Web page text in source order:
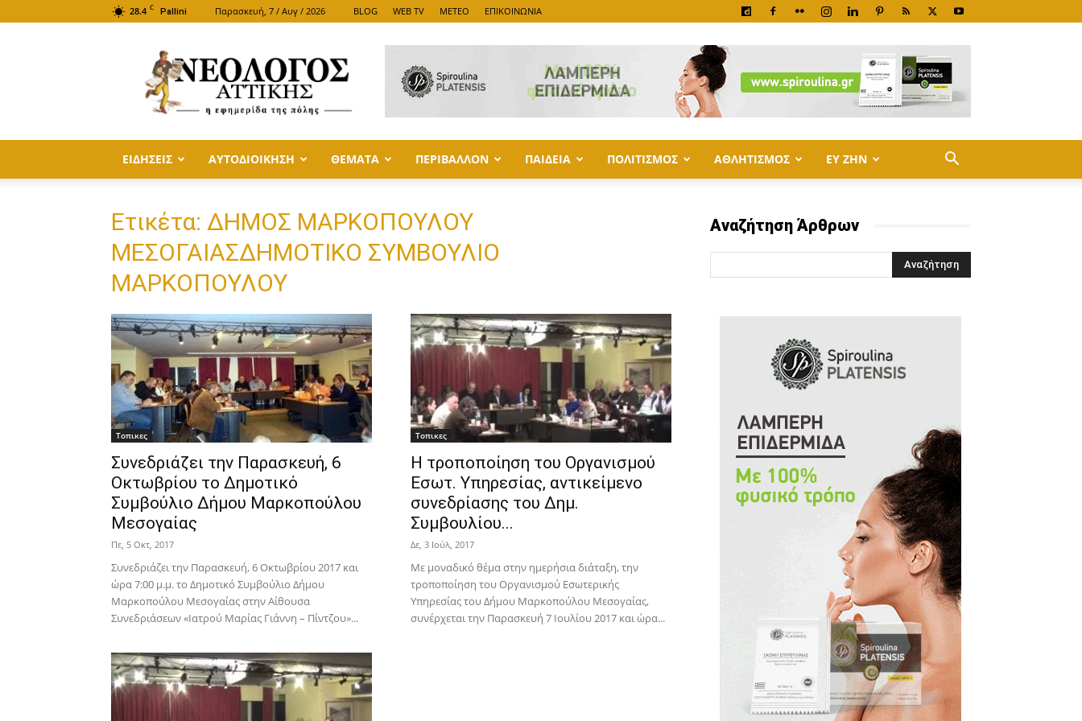
28.4 C Pallini Παρασκευή, 7 / Αυγ / 2026 BLOG WEB TV METEO ΕΠΙΚΟΙΝΩΝΙΑ
ΑΤΤΙΚΗΣ
ΕΙΔΗΣΕΙΣ ΑΥΤΟΔΙΟΙΚΗΣΗ ΘΕΜΑΤΑ ΠΕΡΙΒΑΛΛΟΝ ΠΑΙΔΕΙΑ ΠΟΛΙΤΙΣΜΟΣ ΑΘΛΗΤΙΣΜΟΣ ΕΥ ΖΗΝ
Ετικέτα: ΔΗΜΟΣ ΜΑΡΚΟΠΟΥΛΟΥ
ΜΕΣΟΓΑΙΑΣΔΗΜΟΤΙΚΟ ΣΥΜΒΟΥΛΙΟ
ΜΑΡΚΟΠΟΥΛΟΥ
Τοπικες
Συνεδριάζει την Παρασκευή, 6
Οκτωβρίου το Δημοτικό
Συμβούλιο Δήμου Μαρκοπούλου
Μεσογαίας
Πε, 5 Οκτ, 2017
Συνεδριάζει την Παρασκευή, 6 Οκτωβρίου 2017 και
ώρα 7:00 μ.μ. το Δημοτικό Συμβούλιο Δήμου
Μαρκοπούλου Μεσογαίας στην Αίθουσα
Συνεδριάσεων «Ιατρού Μαρίας Γιάννη – Πίντζου»...
Τοπικες
Η τροποποίηση του Οργανισμού
Εσωτ. Υπηρεσίας, αντικείμενο
συνεδρίασης του Δημ.
Συμβουλίου...
Δε, 3 Ιούλ, 2017
Με μοναδικό θέμα στην ημερήσια διάταξη, την
τροποποίηση του Οργανισμού Εσωτερικής
Υπηρεσίας του Δήμου Μαρκοπούλου Μεσογαίας,
συνέρχεται την Παρασκευή 7 Ιουλίου 2017 και ώρα...
Αναζήτηση Άρθρων